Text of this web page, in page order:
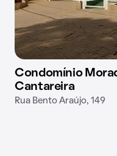
Condomínio
Cantareira
Rua Bento Araújo, 149